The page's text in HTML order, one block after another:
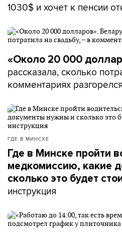
1030$ и хочет к пенсии
«Около 20 000
рассказала, сколько
комментариях
ГДЕ В МИНСКЕ
Где в Минске пройти
медкомиссию, какие
сколько это будет
инструкция